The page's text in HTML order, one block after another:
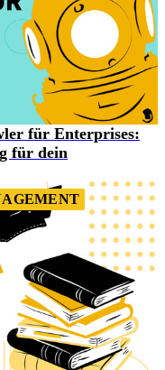
für Enterprises:
für dein